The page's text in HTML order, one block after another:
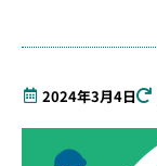
2024年3月4日